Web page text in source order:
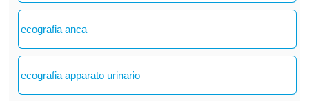
ecografia anca
ecografia apparato urinario